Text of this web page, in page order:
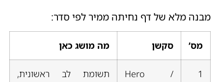
מבנה מלא של דף נחיתה ממיר לפי סדר:
מס’ סקשן מה מושג כאן
1
Hero /
תשומת לב ראשונית,